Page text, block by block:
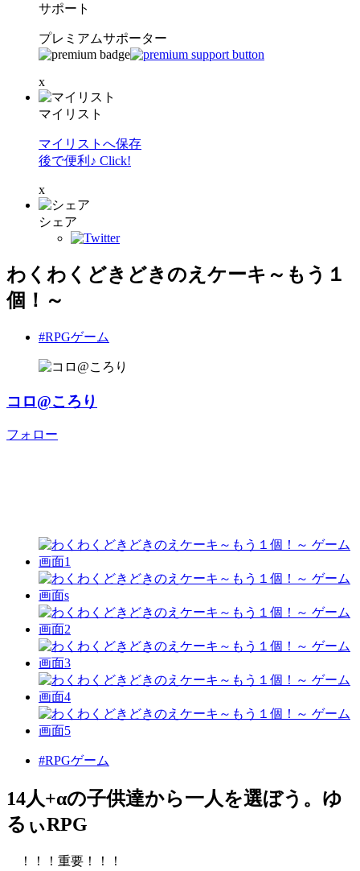
サポート
プレミアムサポーター
x
マイリスト
マイリストへ保存
後で便利♪ Click!
x
シェア
わくわくどきどきのえケーキ～もう１
個！～
#RPGゲーム
コロ@ころり
フォロー
#RPGゲーム
14人+αの子供達から一人を選ぼう。ゆ
るぃRPG
！！！重要！！！